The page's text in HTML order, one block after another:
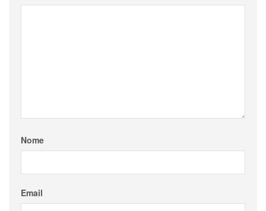
Nome
Email